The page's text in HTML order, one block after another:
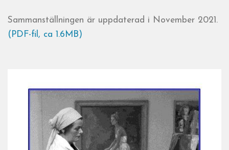
Sammanställningen är uppdaterad i November 2021.
(PDF-fil, ca 1.6MB)